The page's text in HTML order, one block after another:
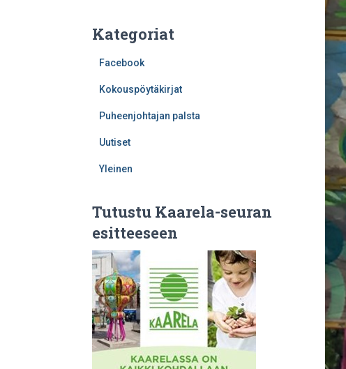
Kategoriat
Facebook
Kokouspöytäkirjat
Puheenjohtajan palsta
Uutiset
Yleinen
Tutustu Kaarela-seuran
esitteeseen